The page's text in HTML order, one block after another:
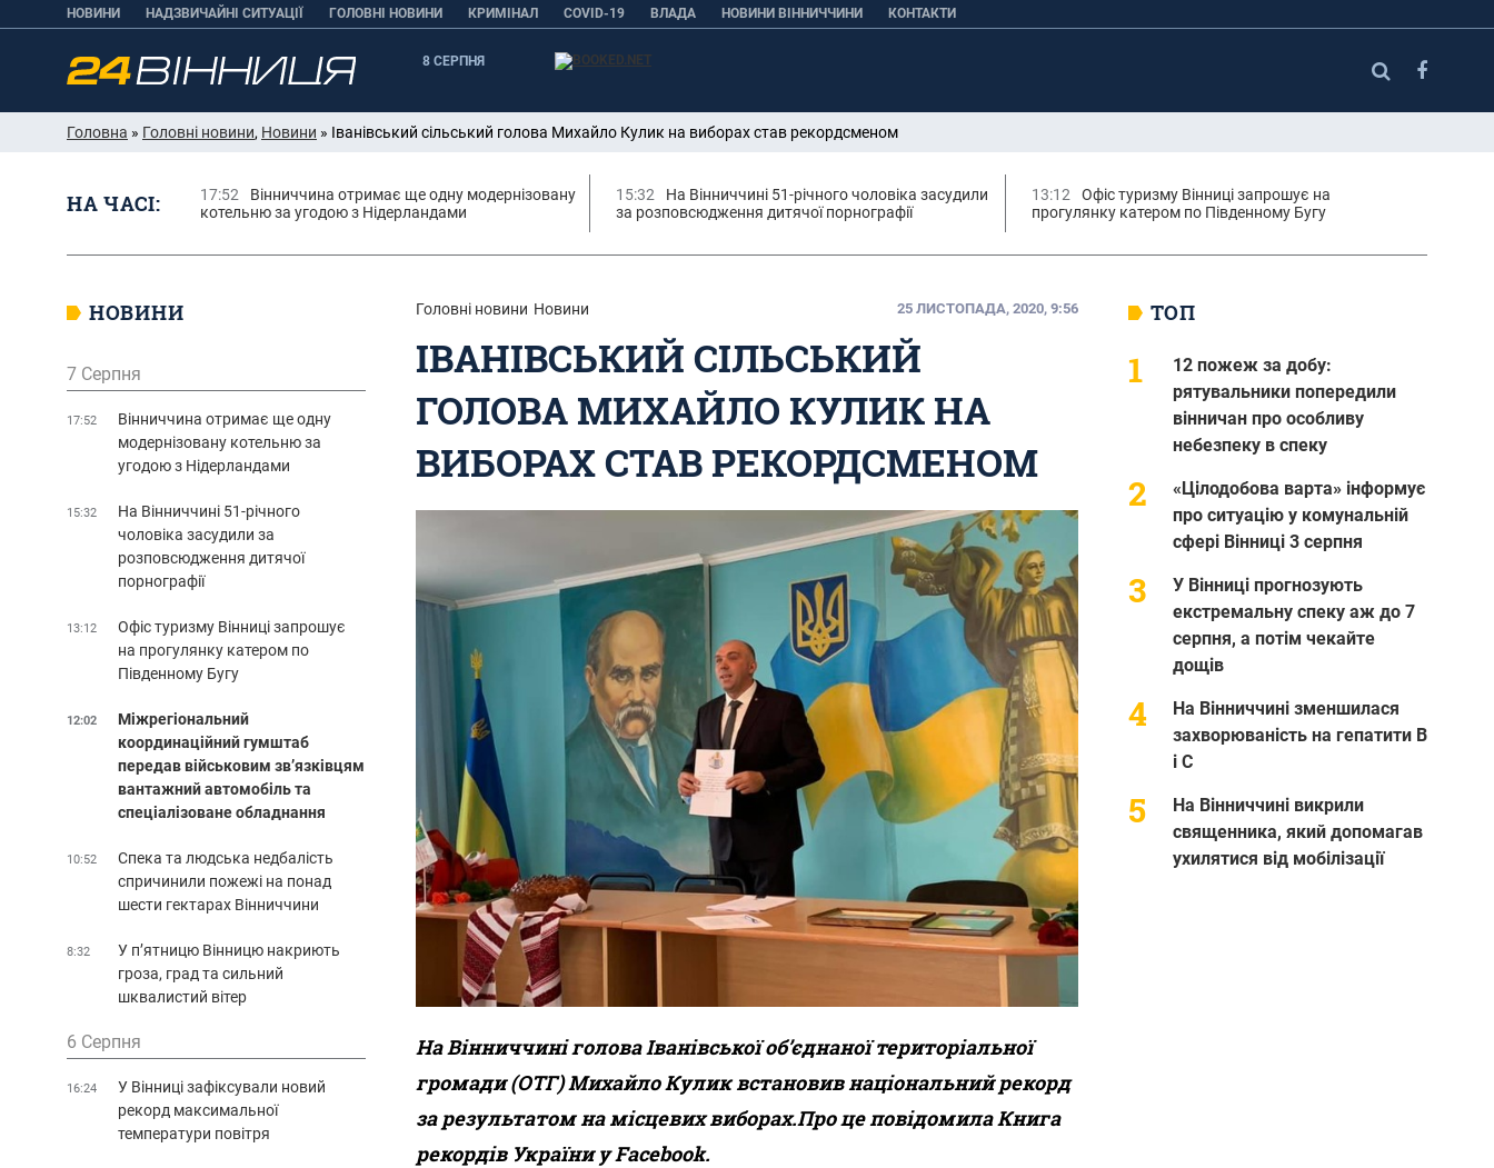
НОВИНИ НАДЗВИЧАЙНІ СИТУАЦІЇ ГОЛОВНІ НОВИНИ КРИМІНАЛ COVID-19 ВЛАДА НОВИНИ ВІННИЧЧИНИ КОНТАКТИ
8 СЕРПНЯ
Головна » Головні новини, Новини » Іванівський сільський голова Михайло Кулик на виборах став рекордсменом
НА ЧАСІ: 17:52
Вінниччина отримає ще одну модернізовану
котельню за угодою з Нідерландами
15:32
На Вінниччині 51-річного чоловіка засудили
за розповсюдження дитячої порнографії
13:12
Офіс туризму Вінниці запрошує на
прогулянку катером по Південному Бугу
Головні новини Новини 25 ЛИСТОПАДА, 2020, 9:56
ІВАНІВСЬКИЙ СІЛЬСЬКИЙ
ГОЛОВА МИХАЙЛО КУЛИК НА
ВИБОРАХ СТАВ РЕКОРДСМЕНОМ
На Вінниччині голова Іванівської об’єднаної територіальної
громади (ОТГ) Михайло Кулик встановив національний рекорд
за результатом на місцевих виборах.Про це повідомила Книга
рекордів України у Facebook.
ТОП
12 пожеж за добу:
рятувальники попередили
вінничан про особливу
небезпеку в спеку
«Цілодобова варта» інформує
про ситуацію у комунальній
сфері Вінниці 3 серпня
У Вінниці прогнозують
екстремальну спеку аж до 7
серпня, а потім чекайте
дощів
На Вінниччині зменшилася
захворюваність на гепатити В
і С
На Вінниччині викрили
священника, який допомагав
ухилятися від мобілізації
НОВИНИ
7 Серпня
17:52
Вінниччина отримає ще одну
модернізовану котельню за
угодою з Нідерландами
15:32
На Вінниччині 51-річного
чоловіка засудили за
розповсюдження дитячої
порнографії
13:12
Офіс туризму Вінниці запрошує
на прогулянку катером по
Південному Бугу
12:02
Міжрегіональний
координаційний гумштаб
передав військовим зв’язківцям
вантажний автомобіль та
спеціалізоване обладнання
10:52
Спека та людська недбалість
спричинили пожежі на понад
шести гектарах Вінниччини
8:32
У п’ятницю Вінницю накриють
гроза, град та сильний
шквалистий вітер
6 Серпня
16:24
У Вінниці зафіксували новий
рекорд максимальної
температури повітря